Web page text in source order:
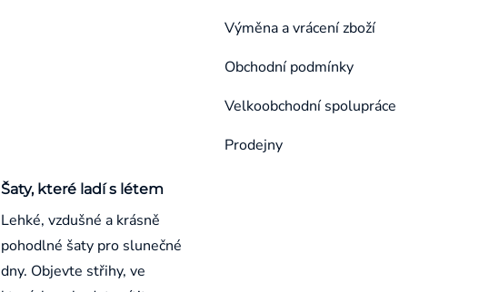
Šaty, které ladí s létem
Lehké, vzdušné a krásně
pohodlné šaty pro slunečné
dny. Objevte střihy, ve
Výměna a vrácení zboží
Obchodní podmínky
Velkoobchodní spolupráce
Prodejny